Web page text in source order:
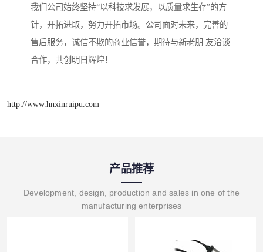
我们公司始终坚持“以科技求发展，以质量求生存”的方
针，开拓进取，努力开拓市场。公司面对未来，完善的
售后服务，诚信不欺的商业信誉，期待与新老朋 友洽谈
合作，共创明日辉煌！
http://www.hnxinruipu.com
产品推荐
Development, design, production and sales in one of the
manufacturing enterprises